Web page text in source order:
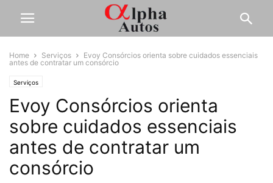
Home Serviços
Evoy Consórcios orienta sobre cuidados essenciais
antes de contratar um consórcio
Serviços
Evoy Consórcios orienta
sobre cuidados essenciais
antes de contratar um
consórcio